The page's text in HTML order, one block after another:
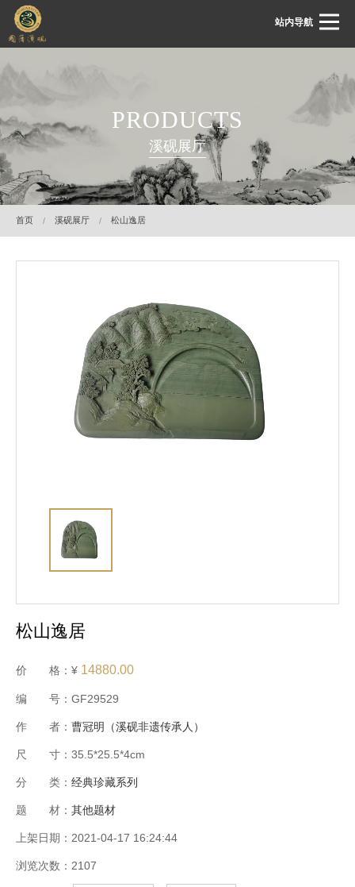
站内导航
关于国藩
溪砚展厅
溪砚鉴赏
PRODUCTS
溪砚展厅
首页 溪砚展厅 松山逸居
松山逸居
价 格：¥ 14880.00
编 号：GF29529
作 者： 曹冠明（溪砚非遗传承人）
尺 寸：35.5*25.5*4cm
分 类： 经典珍藏系列
题 材： 其他题材
上架日期：2021-04-17 16:24:44
浏览次数：2107